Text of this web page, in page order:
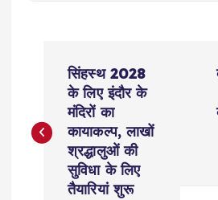
s
सिंहस्थ 2028
के लिए इंदौर के
मंदिरों का
कायाकल्प, लाखों
श्रद्धालुओं की
सुविधा के लिए
तैयारियां शुरू